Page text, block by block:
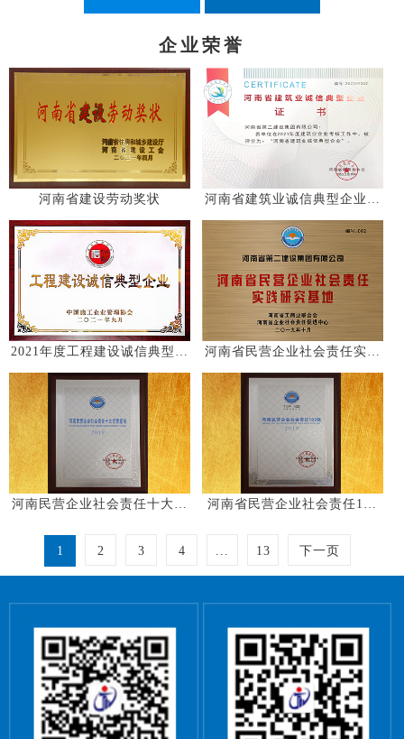
企业荣誉
河南省建设劳动奖状
河南省建筑业诚信典型企业证
书
2021年度工程建设诚信典型企
业奖牌
河南省民营企业社会责任实践
研究基地
河南民营企业社会责任十大优
河南省民营企业社会责任100
1
2 3 4 ... 13 下一页